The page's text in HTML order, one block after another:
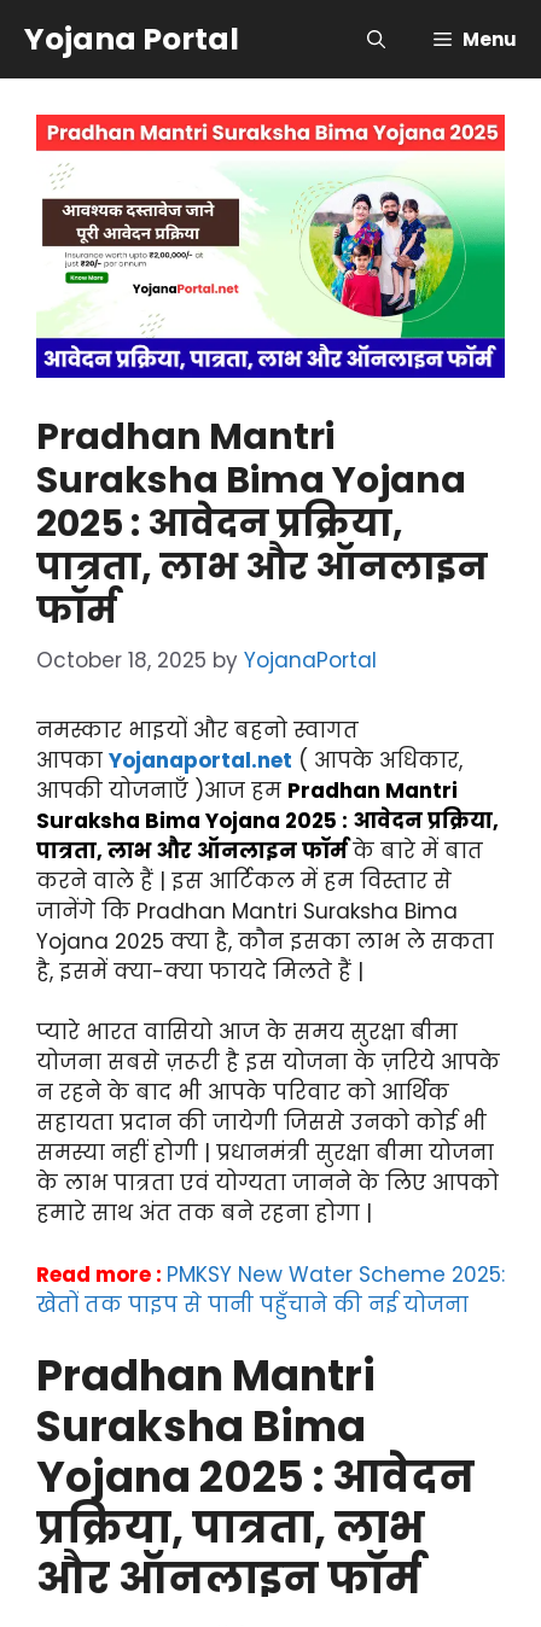
content
Yojana Portal Menu
Pradhan Mantri
Suraksha Bima Yojana
2025 : आवेदन प्रक्रिया,
पात्रता, लाभ और ऑनलाइन
फॉर्म
October 18, 2025 by YojanaPortal
नमस्कार भाइयों और बहनो स्वागत
आपका Yojanaportal.net ( आपके अधिकार,
आपकी योजनाएँ )आज हम Pradhan Mantri
Suraksha Bima Yojana 2025 : आवेदन प्रक्रिया,
पात्रता, लाभ और ऑनलाइन फॉर्मके बारे में बात
करने वाले हैं | इस आर्टिकल में हम विस्तार से
जानेंगे कि Pradhan Mantri Suraksha Bima
Yojana 2025 क्या है, कौन इसका लाभ ले सकता
है, इसमें क्या-क्या फायदे मिलते हैं |
प्यारे भारत वासियो आज के समय सुरक्षा बीमा
योजना सबसे ज़रूरी है इस योजना के ज़रिये आपके
न रहने के बाद भी आपके परिवार को आर्थिक
सहायता प्रदान की जायेगी जिससे उनको कोई भी
समस्या नहीं होगी | प्रधानमंत्री सुरक्षा बीमा योजना
के लाभ पात्रता एवं योग्यता जानने के लिए आपको
हमारे साथ अंत तक बने रहना होगा |
Read more : PMKSY New Water Scheme 2025:
खेतों तक पाइप से पानी पहुँचाने की नई योजना
Pradhan Mantri
Suraksha Bima
Yojana 2025 : आवेदन
प्रक्रिया, पात्रता, लाभ
और ऑनलाइन फॉर्म